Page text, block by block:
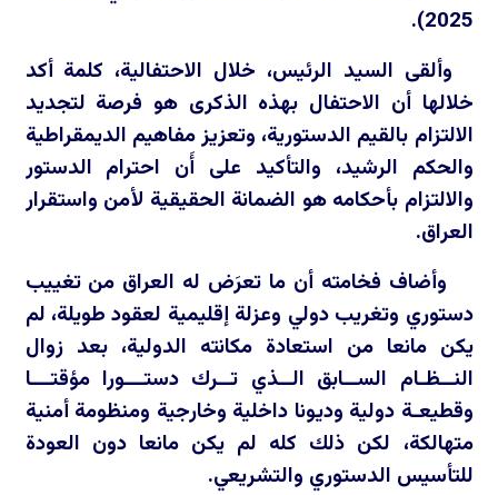
2025).
وألقى السيد الرئيس، خلال الاحتفالية، كلمة أكد
خلالها أن الاحتفال بهذه الذكرى هو فرصة لتجديد
الالتزام بالقيم الدستورية، وتعزيز مفاهيم الديمقراطية
والحكم الرشيد، والتأكيد على أَن احترام الدستور
والالتزام بأحكامه هو الضمانة الحقيقية لأمن واستقرار
العراق.
وأضاف فخامته أن ما تعرَض له العراق من تغييب
دستوري وتغريب دولي وعزلة إقليمية لعقود طويلة، لم
يكن مانعا من استعادة مكانته الدولية، بعد زوال
النــظـام الســابق الــذي تــرك دستـــورا مؤقتـــا
وقطيعـة دولية وديونا داخلية وخارجية ومنظومة أمنية
متهالكة، لكن ذلك كله لم يكن مانعا دون العودة
للتأسيس الدستوري والتشريعي.